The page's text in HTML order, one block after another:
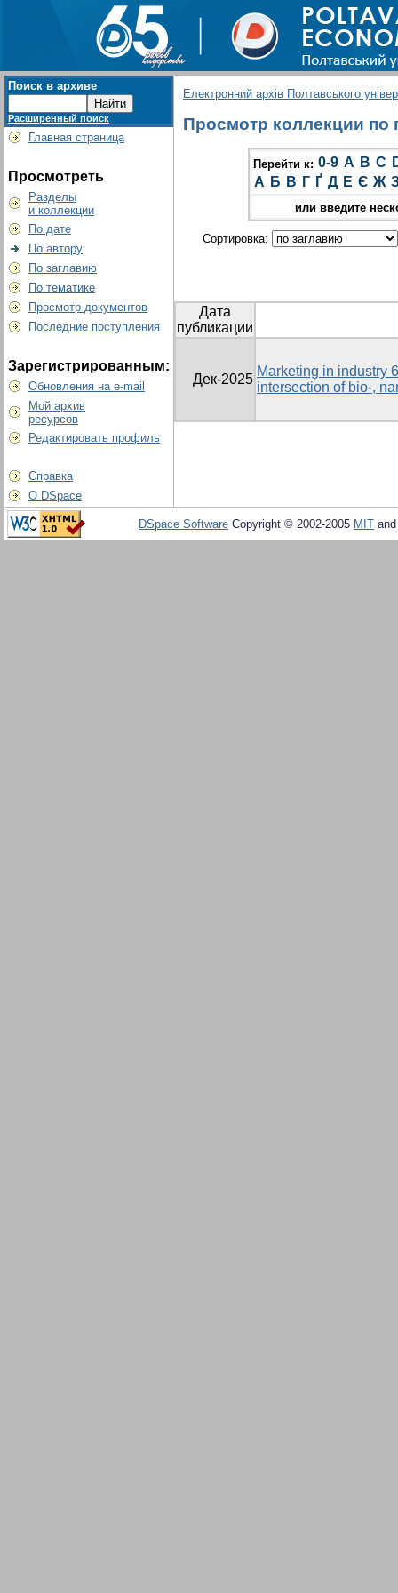
Поиск в архиве
Расширенный поиск
Главная страница
Просмотреть
Разделы
и коллекции
По дате
По автору
По заглавию
По тематике
Просмотр документов
Последние поступления
Зарегистрированным:
Обновления на e-mail
Мой архив
ресурсов
Редактировать профиль
Справка
О DSpace
Електронний архів Полтавського
Просмотр коллекции по
Перейти к: 0-9 A B C
А Б В Г Ґ Д Е Є Ж
или введите
Сортировка:
Дата
публикации
Дек-2025
Marketing in industry
intersection of bio-,
DSpace Software Copyright © 2002-2005 MIT